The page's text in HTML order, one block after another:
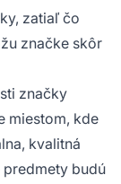
zatiaľ čo
značke skôr
značky
miestom, kde
kvalitná
predmety budú